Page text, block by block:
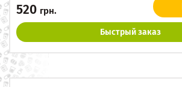
520 грн.
Быстрый заказ